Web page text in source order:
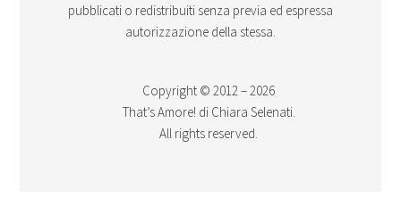
pubblicati o redistribuiti senza previa ed espressa
autorizzazione della stessa.
Copyright © 2012 – 2026
That’s Amore! di Chiara Selenati.
All rights reserved.